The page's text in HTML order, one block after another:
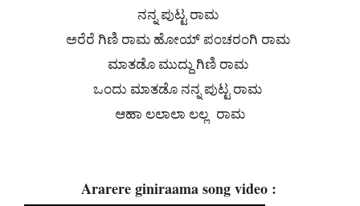
ನನ್ನ ಪುಟ್ಟ ರಾಮ
ಅರೆರೆ ಗಿಣಿ ರಾಮ ಹೋಯ್ ಪಂಚರಂಗಿ ರಾಮ
ಮಾತಡೊ ಮುದ್ದು ಗಿಣಿ ರಾಮ
ಒಂದು ಮಾತಡೊ ನನ್ನ ಪುಟ್ಟ ರಾಮ
ಆಹಾ ಲಲಾಲಾ ಲಲ್ಲ ರಾಮ
Ararere giniraama song video :